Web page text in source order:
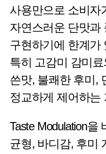
사용만으로 소비자
자연스러운 단맛과
구현하기에 한계가
특히 고감미 감미
쓴맛, 불쾌한 후미,
정교하게 제어하는
Taste Modulation을
균형, 바디감, 후미